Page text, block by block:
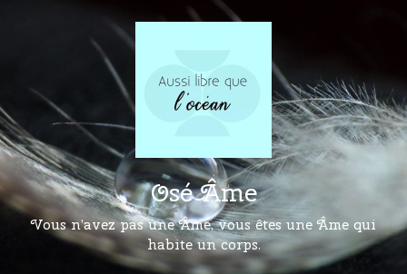
Osé Âme
Vous n’avez pas une Âme, vous êtes une Âme qui
habite un corps.